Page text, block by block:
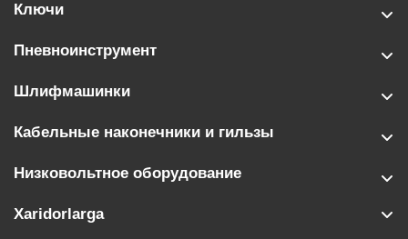
Ключи
Пневноинструмент
Шлифмашинки
Кабельные наконечники и гильзы
Низковольтное оборудование
Xaridorlarga